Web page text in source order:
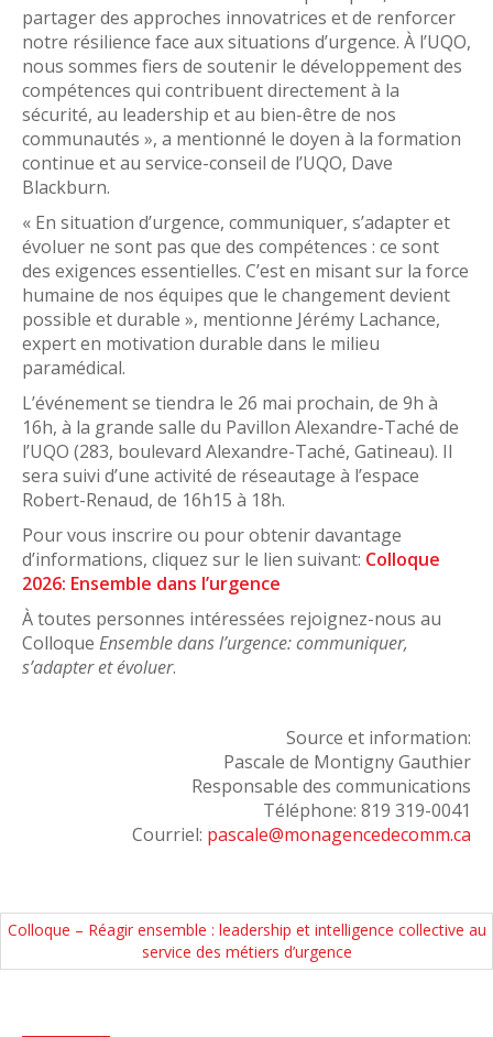
partager des approches innovatrices et de renforcer
notre résilience face aux situations d’urgence. À l’UQO,
nous sommes fiers de soutenir le développement des
compétences qui contribuent directement à la
sécurité, au leadership et au bien-être de nos
communautés », a mentionné le doyen à la formation
continue et au service-conseil de l’UQO, Dave
Blackburn.
« En situation d’urgence, communiquer, s’adapter et
évoluer ne sont pas que des compétences : ce sont
des exigences essentielles. C’est en misant sur la force
humaine de nos équipes que le changement devient
possible et durable », mentionne Jérémy Lachance,
expert en motivation durable dans le milieu
paramédical.
L’événement se tiendra le 26 mai prochain, de 9h à
16h, à la grande salle du Pavillon Alexandre-Taché de
l’UQO (283, boulevard Alexandre-Taché, Gatineau). Il
sera suivi d’une activité de réseautage à l’espace
Robert-Renaud, de 16h15 à 18h.
Pour vous inscrire ou pour obtenir davantage
d’informations, cliquez sur le lien suivant: Colloque
2026: Ensemble dans l’urgence
À toutes personnes intéressées rejoignez-nous au
Colloque Ensemble dans l’urgence: communiquer,
s’adapter et évoluer.
Source et information:
Pascale de Montigny Gauthier
Responsable des communications
Téléphone: 819 319-0041
Courriel: pascale@monagencedecomm.ca
Colloque – Réagir ensemble : leadership et intelligence collective au
service des métiers d’urgence